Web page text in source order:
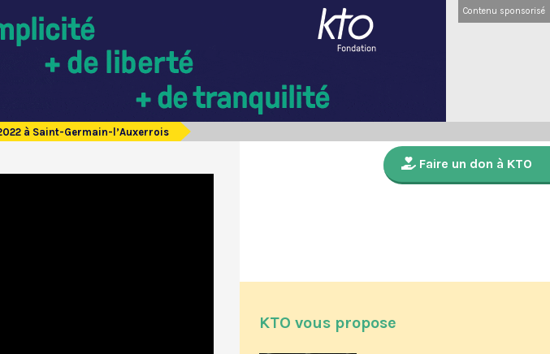
Contenu sponsorisé
à Saint-Germain-l’Auxerrois
Faire un don à KTO
KTO vous propose